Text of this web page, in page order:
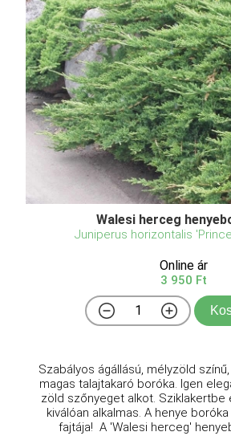
Walesi herceg
Juniperus horizontalis
Online ár
3 950 Ft
Szabályos ágállású, mélyzöld
magas talajtakaró boróka. Igen
zöld szőnyeget alkot. Sziklakertbe
kiválóan alkalmas. A henye
fajtája! A 'Walesi herceg'